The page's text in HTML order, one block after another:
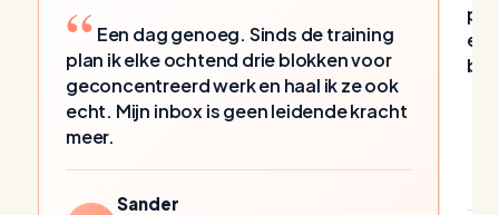
Een dag genoeg. Sinds de training
plan ik elke ochtend drie blokken voor
geconcentreerd werk en haal ik ze ook
echt. Mijn inbox is geen leidende kracht
meer.
Sander